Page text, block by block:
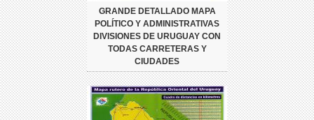
GRANDE DETALLADO MAPA
POLÍTICO Y ADMINISTRATIVAS
DIVISIONES DE URUGUAY CON
TODAS CARRETERAS Y
CIUDADES